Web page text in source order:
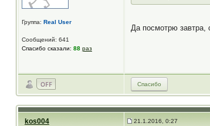
Группа: Real User
Сообщений: 641
Спасибо сказали: 88 раз
Да посмотрю завтра,
Спасибо
kos004 21.1.2016, 0:27